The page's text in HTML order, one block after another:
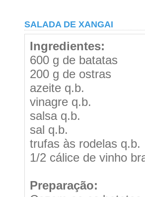
SALADA DE XANGAI
Ingredientes:
600 g de batatas
200 g de ostras
azeite q.b.
vinagre q.b.
salsa q.b.
sal q.b.
trufas às rodelas q.b.
1/2 cálice de vinho
Preparação: